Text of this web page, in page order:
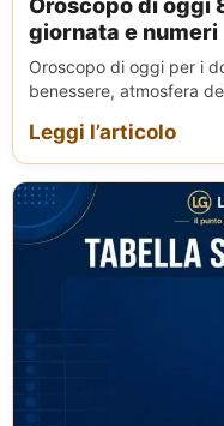
Oroscopo di oggi
giornata e numeri
Oroscopo di oggi per i
benessere, atmosfera
Leggi l’articolo